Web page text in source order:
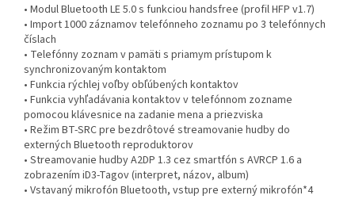
• Modul Bluetooth LE 5.0 s funkciou handsfree (profil HFP v1.7)
• Import 1000 záznamov telefónneho zoznamu po 3 telefónnych
číslach
• Telefónny zoznam v pamäti s priamym prístupom k
synchronizovaným kontaktom
• Funkcia rýchlej voľby obľúbených kontaktov
• Funkcia vyhľadávania kontaktov v telefónnom zozname
pomocou klávesnice na zadanie mena a priezviska
• Režim BT-SRC pre bezdrôtové streamovanie hudby do
externých Bluetooth reproduktorov
• Streamovanie hudby A2DP 1.3 cez smartfón s AVRCP 1.6 a
zobrazením iD3-Tagov (interpret, názov, album)
• Vstavaný mikrofón Bluetooth, vstup pre externý mikrofón*4